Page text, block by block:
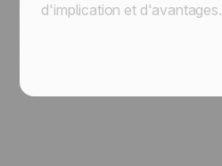
d'implication et d'avantages.